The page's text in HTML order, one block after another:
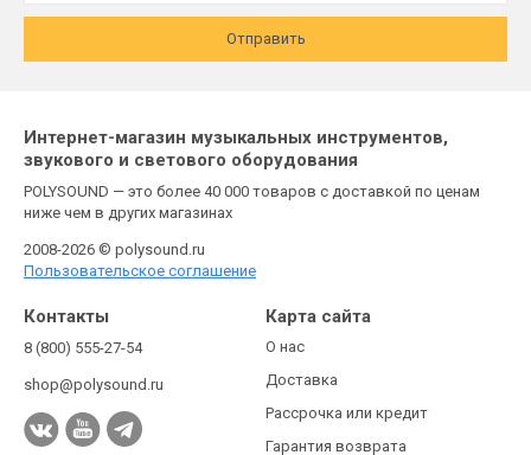
Отправить
Интернет-магазин музыкальных инструментов,
звукового и светового оборудования
POLYSOUND — это более 40 000 товаров с доставкой по ценам
ниже чем в других магазинах
2008-2026 © polysound.ru
Пользовательское соглашение
Контакты
8 (800) 555-27-54
shop@polysound.ru
Карта сайта
О нас
Доставка
Рассрочка или кредит
Гарантия возврата